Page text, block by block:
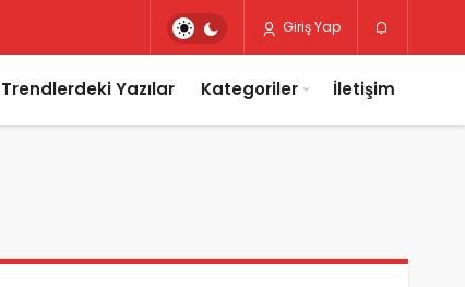
Giriş Yap
Trendlerdeki Yazılar Kategoriler İletişim